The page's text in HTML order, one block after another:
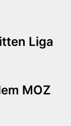
Liga
MOZ